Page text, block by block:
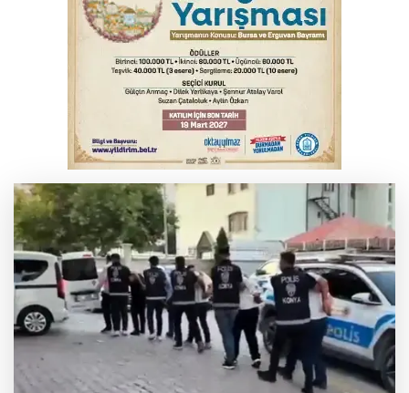
İnegöl’de yangın paniği! Apartmana
sıçrayan alevler söndürüldü
Serbest piyasada döviz fiyatları
Otomobil kanala uçtu: 2 yaralı